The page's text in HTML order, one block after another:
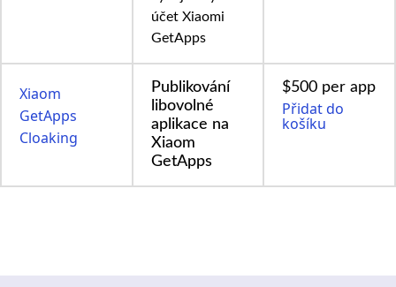
účet Xiaomi
GetApps
Xiaom
GetApps
Cloaking
Publikování
libovolné
aplikace na
Xiaom
GetApps
$500 per app
Přidat do
košíku